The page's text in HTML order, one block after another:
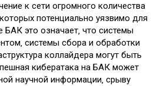
к сети огромного количества
потенциально уязвимо для
БАК это означает‚ что системы
системы сбора и обработки
коллайдера могут быть
кибератака на БАК может
научной информации‚ срыву